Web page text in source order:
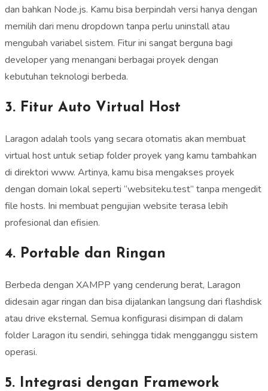
dan bahkan Node.js. Kamu bisa berpindah versi hanya dengan
memilih dari menu dropdown tanpa perlu uninstall atau
mengubah variabel sistem. Fitur ini sangat berguna bagi
developer yang menangani berbagai proyek dengan
kebutuhan teknologi berbeda.
3. Fitur Auto Virtual Host
Laragon adalah tools yang secara otomatis akan membuat
virtual host untuk setiap folder proyek yang kamu tambahkan
di direktori www. Artinya, kamu bisa mengakses proyek
dengan domain lokal seperti “websiteku.test” tanpa mengedit
file hosts. Ini membuat pengujian website terasa lebih
profesional dan efisien.
4. Portable dan Ringan
Berbeda dengan XAMPP yang cenderung berat, Laragon
didesain agar ringan dan bisa dijalankan langsung dari flashdisk
atau drive eksternal. Semua konfigurasi disimpan di dalam
folder Laragon itu sendiri, sehingga tidak mengganggu sistem
operasi.
5. Integrasi dengan Framework